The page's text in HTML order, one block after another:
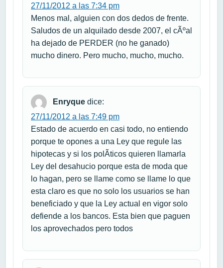
27/11/2012 a las 7:34 pm
Menos mal, alguien con dos dedos de frente.
Saludos de un alquilado desde 2007, el cÃºal
ha dejado de PERDER (no he ganado)
mucho dinero. Pero mucho, mucho, mucho.
Enryque dice:
27/11/2012 a las 7:49 pm
Estado de acuerdo en casi todo, no entiendo
porque te opones a una Ley que regule las
hipotecas y si los polÃ­ticos quieren llamarla
Ley del desahucio porque esta de moda que
lo hagan, pero se llame como se llame lo que
esta claro es que no solo los usuarios se han
beneficiado y que la Ley actual en vigor solo
defiende a los bancos. Esta bien que paguen
los aprovechados pero todos